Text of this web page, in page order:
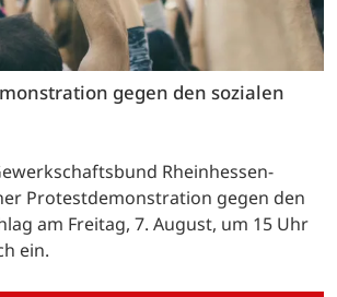
gegen den sozialen
Rheinhessen-
Protestdemonstration gegen den
am Freitag, 7. August, um 15 Uhr
ein.